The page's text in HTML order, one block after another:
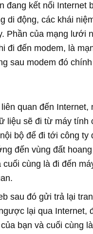
đang kết nối Internet
di động, các khái
Phần của mạng lưới
đi đến modem, là
sau modem đó
quan đến Internet,
liệu sẽ đi từ máy tính
bộ để đi tới công ty
đến vùng đất
cuối cùng là đi đến
sau đó gửi trả lại
lại qua Internet,
bạn và cuối cùng